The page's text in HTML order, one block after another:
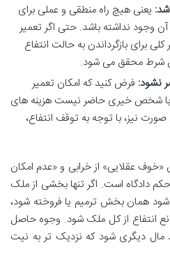
یعنی هیچ راه منطقی و عملی برای
وجود نداشته باشد. حتی اگر تعمیر
برای بازگرداندن به حالت انتفاع
شرط محقق می شود.
نشود: فرض کنید که امکان تعمیر
یا شخص خیری حاضر نیست هزینه های
نیز، با توجه به توقف انتفاع،
عقلایی» از خرابی و «عدم امکان
حکم دادگاه است. اگر تنها بخشی از ملک
همان بخش ترمیم یا فروخته شود،
انتفاع از کل ملک شود. وجوه حاصل
مال دیگری شود که نزدیک تر به نیت